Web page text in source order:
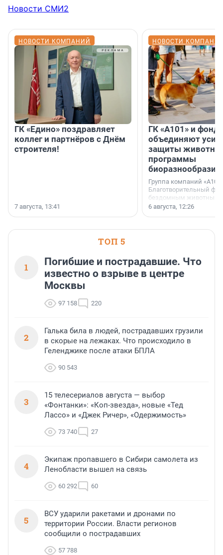
Новости СМИ2
НОВОСТИ КОМПАНИЙ
ГК «Едино» поздравляет
коллег и партнёров с Днём
строителя!
7 августа, 13:41
НОВОСТИ
ГК «А101» и фонд
объединяют
защиты
программы
биоразнообразия
Группа компаний
Благотворительный
бездомным животным
заключили соглашение
6 августа, 12:26
ТОП 5
1
Погибшие и пострадавшие. Что
известно о взрыве в центре
Москвы
97 158 220
2
Галька била в людей, пострадавших грузили
в скорые на лежаках. Что происходило в
Геленджике после атаки БПЛА
90 543
3
15 телесериалов августа — выбор
«Фонтанки»: «Коп-звезда», новые «Тед
Лассо» и «Джек Ричер», «Одержимость»
73 740 27
4
Экипаж пропавшего в Сибири самолета из
Ленобласти вышел на связь
60 292 60
5
ВСУ ударили ракетами и дронами по
территории России. Власти регионов
сообщили о пострадавших
57 788